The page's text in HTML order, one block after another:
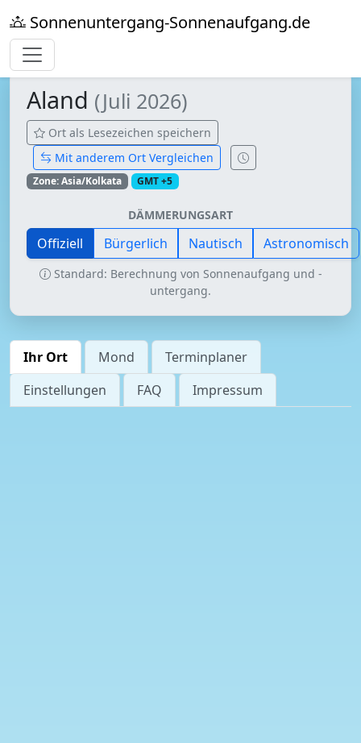
Sonnenuntergang-Sonnenaufgang.de
Aland (Juli 2026)
Ort als Lesezeichen speichern
Mit anderem Ort Vergleichen
Zone: Asia/Kolkata GMT +5
DÄMMERUNGSART
Offiziell Bürgerlich Nautisch Astronomisch
Standard: Berechnung von Sonnenaufgang und -
untergang.
Ihr Ort Mond
Terminplaner
Einstellungen
FAQ Impressum